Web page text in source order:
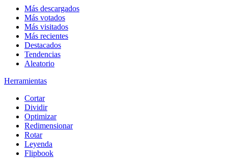
Más descargados
Más votados
Más visitados
Más recientes
Destacados
Tendencias
Aleatorio
Herramientas
Cortar
Dividir
Optimizar
Redimensionar
Rotar
Leyenda
Flipbook